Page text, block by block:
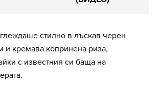
стилно в лъскав черен
и кремава копринена риза,
с известния си баща на